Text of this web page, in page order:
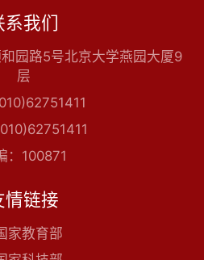
系我们
园路5号北京大学燕园大厦9
层
：100871
情链接
家教育部